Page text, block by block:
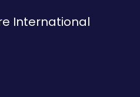
International